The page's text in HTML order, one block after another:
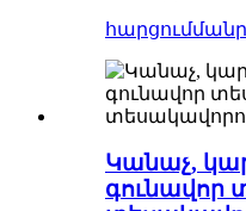
հարցում
Կանաչ,
գունավոր